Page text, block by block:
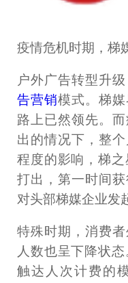
疫情危机时期，梯
户外广告转型升
告营销模式。梯
路上已然领先。
出的情况下，整
程度的影响，梯
打出，第一时间
对头部梯媒企业发
特殊时期，消费
人数也呈下降状
触达人次计费的